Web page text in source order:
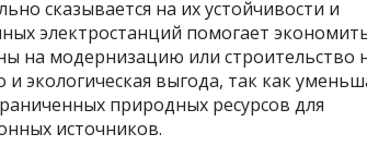
сказывается на их устойчивости и
электростанций помогает
на модернизацию или строительство
экологическая выгода, так как
природных ресурсов для
источников.